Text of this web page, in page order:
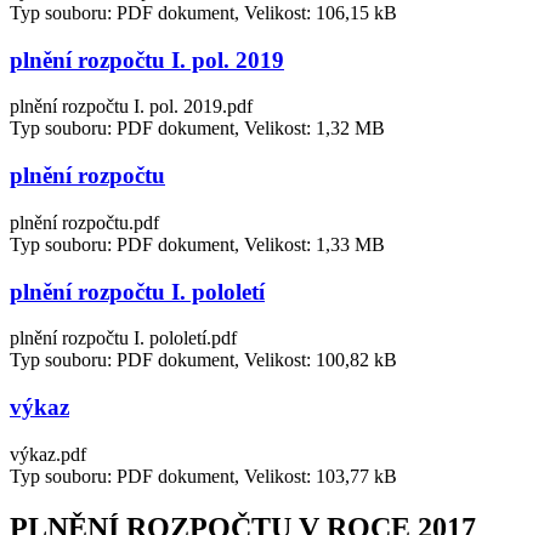
Typ souboru: PDF dokument, Velikost: 106,15 kB
plnění rozpočtu I. pol. 2019
plnění rozpočtu I. pol. 2019.pdf
Typ souboru: PDF dokument, Velikost: 1,32 MB
plnění rozpočtu
plnění rozpočtu.pdf
Typ souboru: PDF dokument, Velikost: 1,33 MB
plnění rozpočtu I. pololetí
plnění rozpočtu I. pololetí.pdf
Typ souboru: PDF dokument, Velikost: 100,82 kB
výkaz
výkaz.pdf
Typ souboru: PDF dokument, Velikost: 103,77 kB
PLNĚNÍ ROZPOČTU V ROCE 2017